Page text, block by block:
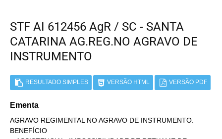
STF AI 612456 AgR / SC - SANTA
CATARINA AG.REG.NO AGRAVO DE
INSTRUMENTO
RESULTADO SIMPLES VERSÃO HTML VERSÃO PDF
Ementa
AGRAVO REGIMENTAL NO AGRAVO DE INSTRUMENTO.
BENEFÍCIO